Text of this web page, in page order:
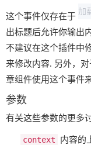
这个事件仅存在于
加
出标题后允许你输出
不建议在这个插件中
来修改内容. 另外，
章组件使用这个事件
参数
有关这些参数的更多
context
内容的